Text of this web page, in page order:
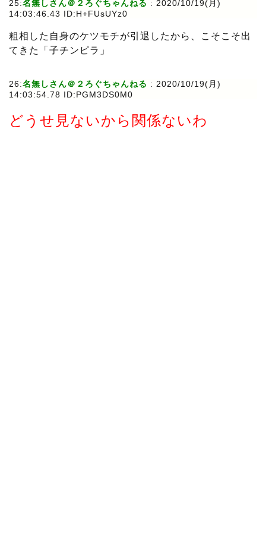
25:名無しさん＠２ろぐちゃんねる : 2020/10/19(月)
14:03:46.43 ID:H+FUsUYz0
粗相した自身のケツモチが引退したから、こそこそ出
てきた「子チンピラ」
26:名無しさん＠２ろぐちゃんねる : 2020/10/19(月)
14:03:54.78 ID:PGM3DS0M0
どうせ見ないから関係ないわ